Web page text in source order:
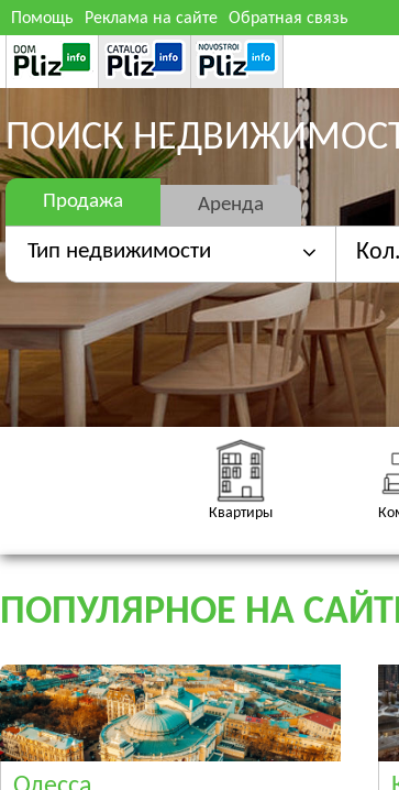
Помощь Реклама на сайте Обратная связь
ПОИСК
Продажа Аренда
Тип недвижимости
Квартиры
ПОПУЛЯРНОЕ НА